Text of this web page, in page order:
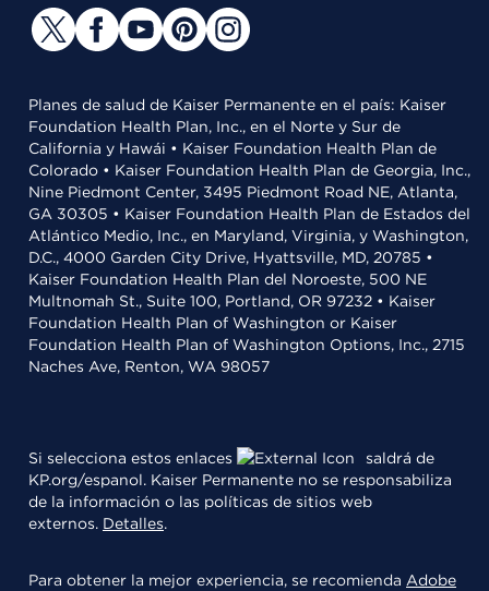
Planes de salud de Kaiser Permanente en el país: Kaiser
Foundation Health Plan, Inc., en el Norte y Sur de
California y Hawái • Kaiser Foundation Health Plan de
Colorado • Kaiser Foundation Health Plan de Georgia, Inc.,
Nine Piedmont Center, 3495 Piedmont Road NE, Atlanta,
GA 30305 • Kaiser Foundation Health Plan de Estados del
Atlántico Medio, Inc., en Maryland, Virginia, y Washington,
D.C., 4000 Garden City Drive, Hyattsville, MD, 20785 •
Kaiser Foundation Health Plan del Noroeste, 500 NE
Multnomah St., Suite 100, Portland, OR 97232 • Kaiser
Foundation Health Plan of Washington or Kaiser
Foundation Health Plan of Washington Options, Inc., 2715
Naches Ave, Renton, WA 98057
Si selecciona estos enlaces
saldrá de
KP.org/espanol. Kaiser Permanente no se responsabiliza
de la información o las políticas de sitios web
externos. Detalles.
Para obtener la mejor experiencia, se recomienda Adobe